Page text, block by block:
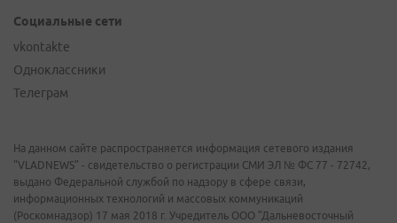
Социальные сети
vkontakte
Одноклассники
Телеграм
На данном сайте распространяется информация сетевого издания
"VLADNEWS" - свидетельство о регистрации СМИ ЭЛ № ФС 77 - 72742,
выдано Федеральной службой по надзору в сфере связи,
информационных технологий и массовых коммуникаций
(Роскомнадзор) 17 мая 2018 г. Учредитель ООО "Дальневосточный